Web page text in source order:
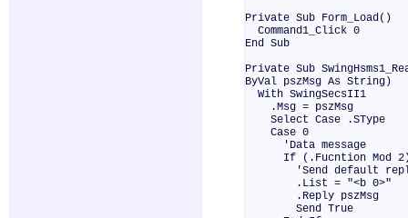
Private Sub Form_Load()
Command1_Click 0
End Sub
Private Sub
ByVal pszMsg As String)
With SwingSecsII1
.Msg = pszMsg
Select Case .SType
Case 0
'Data message
If (.Fucntion Mod 2) =
'Send default reply
.List = "<b 0>"
.Reply pszMsg
Send True